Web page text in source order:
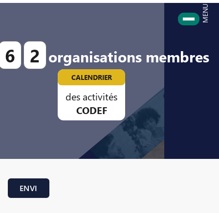
MENU
6 2 organisations membres
CALENDRIER
des activités
CODEF
ENVI